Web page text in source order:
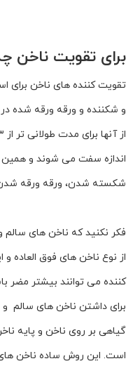
برای تقویت ناخن
تقویت کننده هاى ناخن براى
و شکننده و ورقه ورقه شده
اندازه سفت مى شوند و
شکسته شدن، ورقه ورقه شدن
فکر نکنید که ناخن هاى
از نوع ناخن هاى فوق العاده
کننده مى توانند بیشتر مضر
براى داشتن ناخن هاى سالم
گیاهى بر روى ناخن و پایه
است. این روش ساده ناخن هاى